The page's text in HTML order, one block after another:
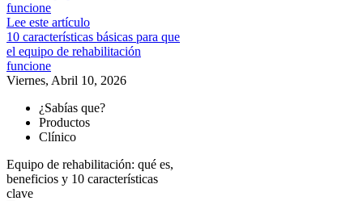
Lee este artículo
10 características básicas para que
el equipo de rehabilitación
funcione
Viernes, Abril 10, 2026
¿Sabías que?
Productos
Clínico
Equipo de rehabilitación: qué es,
beneficios y 10 características
clave